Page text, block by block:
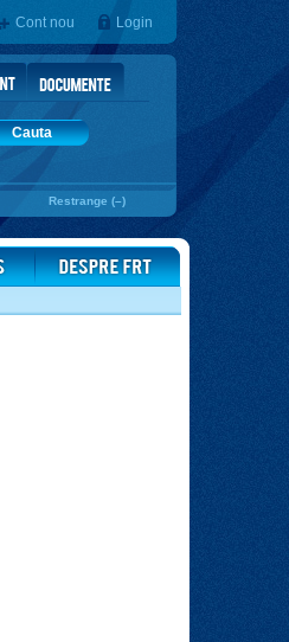
Cont nou Login
Cauta
Restrange (–)